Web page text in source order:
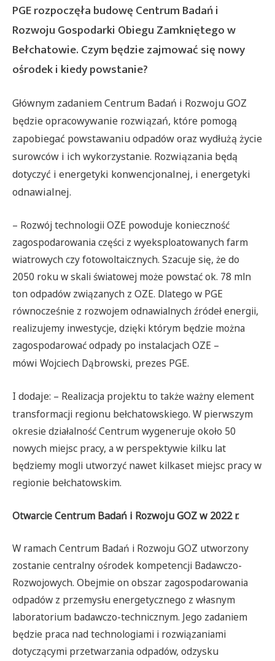
PGE rozpoczęła budowę Centrum Badań i
Rozwoju Gospodarki Obiegu Zamkniętego w
Bełchatowie. Czym będzie zajmować się nowy
ośrodek i kiedy powstanie?
Głównym zadaniem Centrum Badań i Rozwoju GOZ
będzie opracowywanie rozwiązań, które pomogą
zapobiegać powstawaniu odpadów oraz wydłużą życie
surowców i ich wykorzystanie. Rozwiązania będą
dotyczyć i energetyki konwencjonalnej, i energetyki
odnawialnej.
– Rozwój technologii OZE powoduje konieczność
zagospodarowania części z wyeksploatowanych farm
wiatrowych czy fotowoltaicznych. Szacuje się, że do
2050 roku w skali światowej może powstać ok. 78 mln
ton odpadów związanych z OZE. Dlatego w PGE
równocześnie z rozwojem odnawialnych źródeł energii,
realizujemy inwestycje, dzięki którym będzie można
zagospodarować odpady po instalacjach OZE –
mówi Wojciech Dąbrowski, prezes PGE.
I dodaje: – Realizacja projektu to także ważny element
transformacji regionu bełchatowskiego. W pierwszym
okresie działalność Centrum wygeneruje około 50
nowych miejsc pracy, a w perspektywie kilku lat
będziemy mogli utworzyć nawet kilkaset miejsc pracy w
regionie bełchatowskim.
OtwarcieCentrum Badań i Rozwoju GOZ w 2022 r.
W ramach Centrum Badań i Rozwoju GOZ utworzony
zostanie centralny ośrodek kompetencji Badawczo-
Rozwojowych. Obejmie on obszar zagospodarowania
odpadów z przemysłu energetycznego z własnym
laboratorium badawczo-technicznym. Jego zadaniem
będzie praca nad technologiami i rozwiązaniami
dotyczącymi przetwarzania odpadów, odzysku